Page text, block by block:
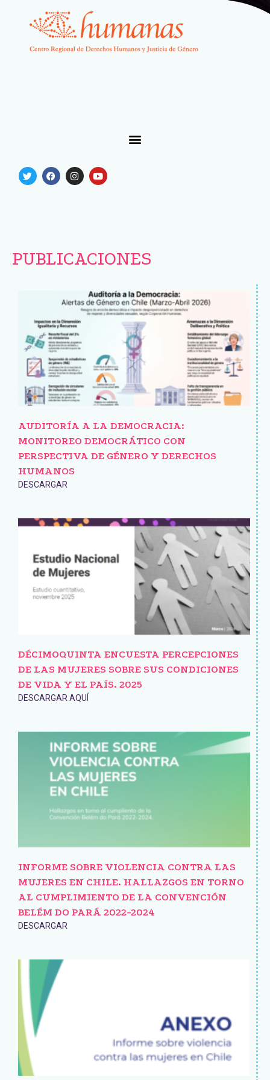
PUBLICACIONES
AUDITORÍA A LA DEMOCRACIA:
MONITOREO DEMOCRÁTICO CON
PERSPECTIVA DE GÉNERO Y DERECHOS
HUMANOS
DESCARGAR
DÉCIMOQUINTA ENCUESTA PERCEPCIONES
DE LAS MUJERES SOBRE SUS CONDICIONES
DE VIDA Y EL PAÍS. 2025
DESCARGAR AQUÍ
INFORME SOBRE VIOLENCIA CONTRA LAS
MUJERES EN CHILE. HALLAZGOS EN TORNO
AL CUMPLIMIENTO DE LA CONVENCIÓN
BELÉM DO PARÁ 2022-2024
DESCARGAR